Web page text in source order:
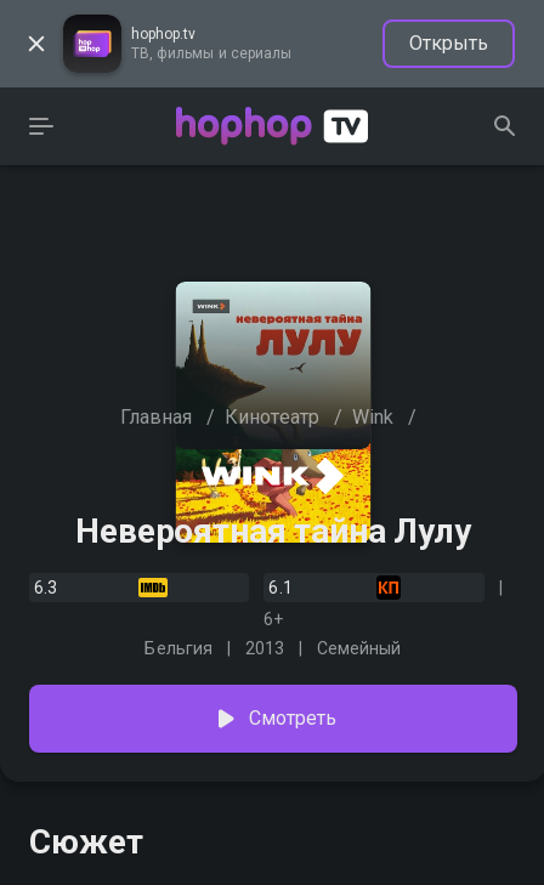
hophop.tv
ТВ, фильмы и сериалы
Открыть
Главная / Кинотеатр / Wink /
Невероятная тайна Лулу
6.3
6.1
6+
Бельгия
2013 Семейный
Смотреть
Сюжет